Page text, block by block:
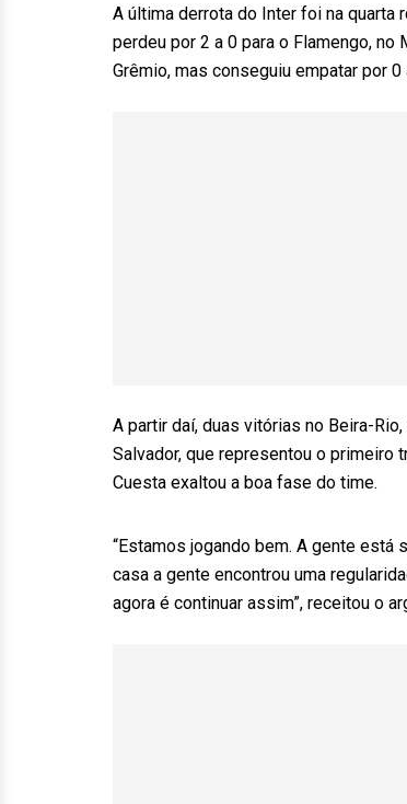
A última derrota do Inter foi na quarta
perdeu por 2 a 0 para o Flamengo, no
Grêmio, mas conseguiu empatar por
A partir daí, duas vitórias no Beira-
Salvador, que representou o primeiro
Cuesta exaltou a boa fase do time.
“Estamos jogando bem. A gente está
casa a gente encontrou uma
agora é continuar assim”, receitou o